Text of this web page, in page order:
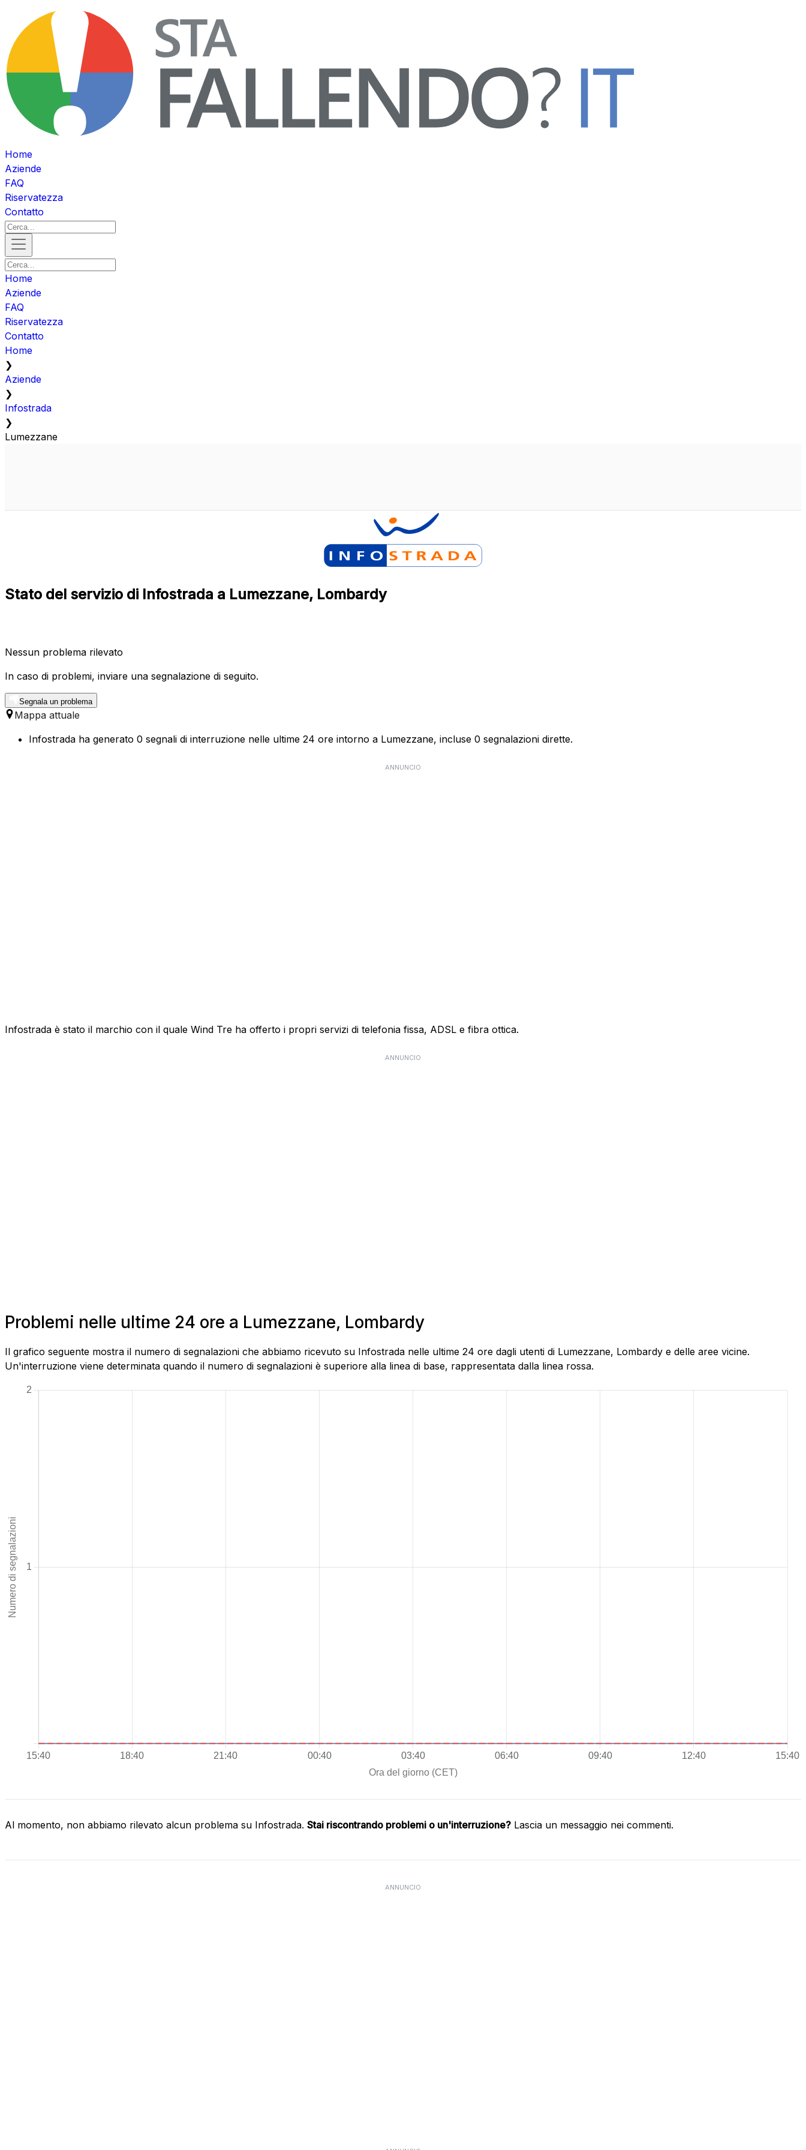
Home
Aziende
FAQ
Riservatezza
Contatto
Home
Aziende
FAQ
Riservatezza
Contatto
Home
❯
Aziende
❯
Infostrada
❯
Lumezzane
Stato del servizio di Infostrada a Lumezzane, Lombardy
Nessun problema rilevato
In caso di problemi, inviare una segnalazione di seguito.
Segnala un problema
Mappa attuale
Infostrada ha generato 0 segnali di interruzione nelle ultime 24 ore intorno a Lumezzane, incluse 0 segnalazioni dirette.
ANNUNCIO
Infostrada è stato il marchio con il quale Wind Tre ha offerto i propri servizi di telefonia fissa, ADSL e fibra ottica.
ANNUNCIO
Problemi nelle ultime 24 ore a Lumezzane, Lombardy
Il grafico seguente mostra il numero di segnalazioni che abbiamo ricevuto su Infostrada nelle ultime 24 ore dagli utenti di Lumezzane, Lombardy e delle aree vicine.
Un'interruzione viene determinata quando il numero di segnalazioni è superiore alla linea di base, rappresentata dalla linea rossa.
Al momento, non abbiamo rilevato alcun problema su Infostrada. Stai riscontrando problemi o un'interruzione? Lascia un messaggio nei commenti.
ANNUNCIO